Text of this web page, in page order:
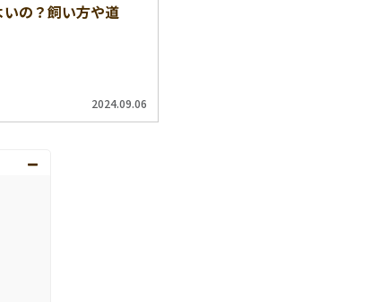
の？飼い方や道
2024.09.06